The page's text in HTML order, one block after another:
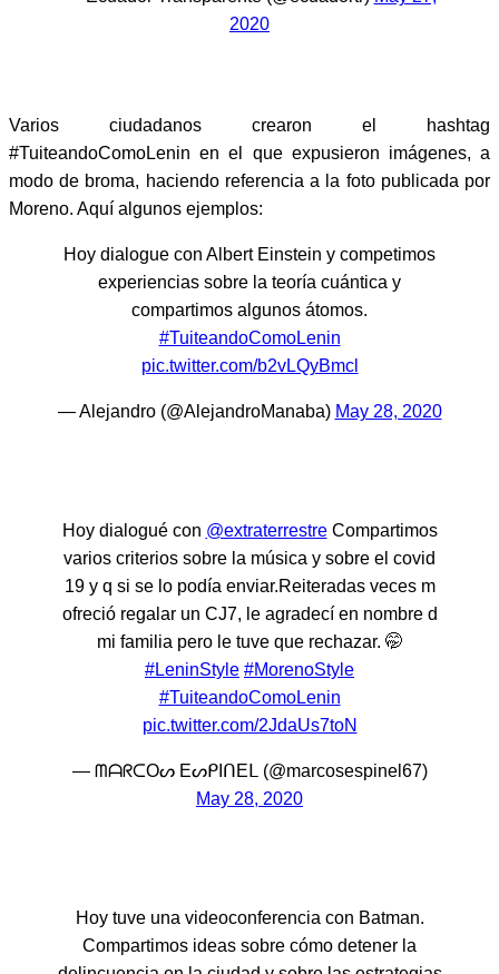
2020
Varios ciudadanos crearon el hashtag
#TuiteandoComoLenin en el que expusieron imágenes, a
modo de broma, haciendo referencia a la foto publicada por
Moreno. Aquí algunos ejemplos:
Hoy dialogue con Albert Einstein y competimos
experiencias sobre la teoría cuántica y
compartimos algunos átomos.
#TuiteandoComoLenin
pic.twitter.com/b2vLQyBmcl
— Alejandro (@AlejandroManaba) May 28, 2020
Hoy dialogué con @extraterrestreCompartimos
varios criterios sobre la música y sobre el covid
19 y q si se lo podía enviar.Reiteradas veces m
ofreció regalar un CJ7, le agradecí en nombre d
mi familia pero le tuve que rechazar. 🤭
#LeninStyle #MorenoStyle
#TuiteandoComoLenin
pic.twitter.com/2JdaUs7toN
— ᗰᗩᖇᑕOᔕ EᔕᑭIᑎEᒪ (@marcosespinel67)
May 28, 2020
Hoy tuve una videoconferencia con Batman.
Compartimos ideas sobre cómo detener la